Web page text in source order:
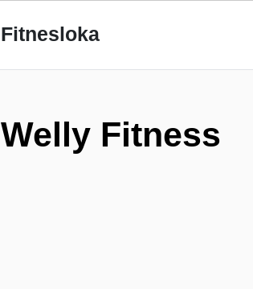
Fitnesloka
Welly Fitness